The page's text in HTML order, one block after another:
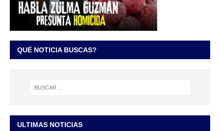
QUÉ NOTICIA BUSCAS?
ULTIMAS NOTICIAS